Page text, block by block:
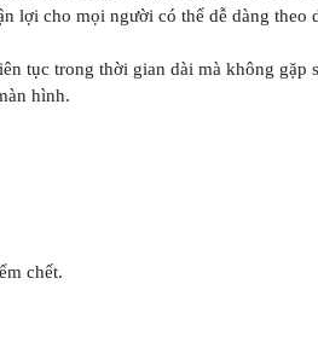
lợi cho mọi người có thể dễ dàng theo
tục trong thời gian dài mà không gặp
hình.
chết.